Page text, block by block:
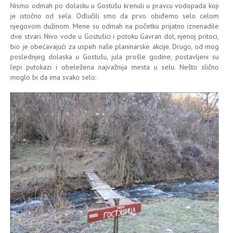
Nismo odmah po dolasku u Gostušu krenuli u pravcu vodopada koji
je istočno od sela. Odlučili smo da prvo obiđemo selo celom
njegovom dužinom. Mene su odmah na početku prijatno iznenadile
dve stvari. Nivo vode u Gostušici i potoku Gavran dol, njenoj pritoci,
bio je obećavajući za uspeh naše planinarske akcije. Drugo, od mog
poslednjeg dolaska u Gostušu, jula prošle godine, postavljeni su
lepi putokazi i obeležena najvažnija mesta u selu. Nešto slično
moglo bi da ima svako selo: